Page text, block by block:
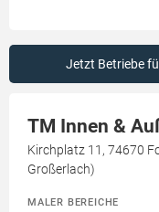
Jetzt Betriebe
TM Innen &
Kirchplatz 11, 74670
Großerlach)
MALER BEREICHE